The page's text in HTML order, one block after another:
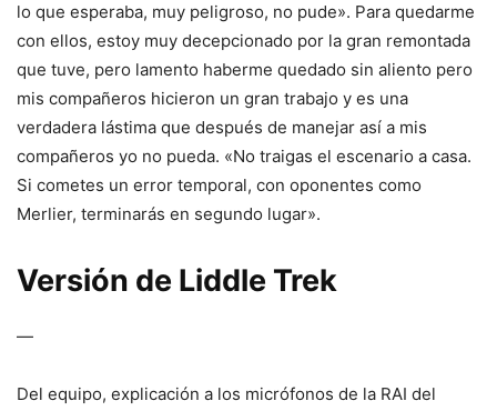
lo que esperaba, muy peligroso, no pude». Para quedarme
con ellos, estoy muy decepcionado por la gran remontada
que tuve, pero lamento haberme quedado sin aliento pero
mis compañeros hicieron un gran trabajo y es una
verdadera lástima que después de manejar así a mis
compañeros yo no pueda. «No traigas el escenario a casa.
Si cometes un error temporal, con oponentes como
Merlier, terminarás en segundo lugar».
Versión de Liddle Trek
—
Del equipo, explicación a los micrófonos de la RAI del